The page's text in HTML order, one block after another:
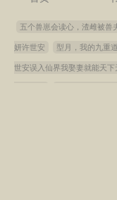
五个兽崽会读心，渣雌被兽
妍许世安 型月，我的九重
世安误入仙界我娶妻就能天下